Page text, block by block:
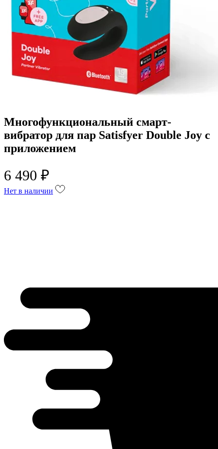
Многофункциональный смарт-
вибратор для пар Satisfyer Double Joy с
приложением
6 490 ₽
Нет в наличии